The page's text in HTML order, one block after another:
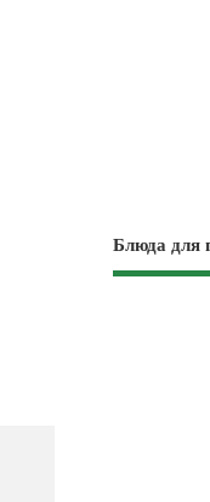
Блюда для